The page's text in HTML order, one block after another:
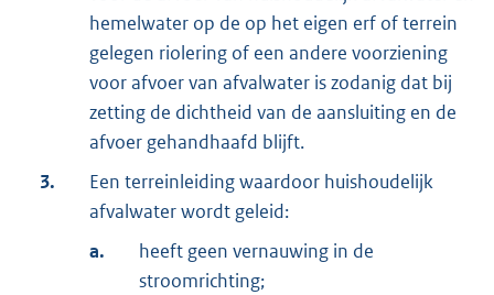
hemelwater op de op het eigen erf of terrein
gelegen riolering of een andere voorziening
voor afvoer van afvalwater is zodanig dat bij
zetting de dichtheid van de aansluiting en de
afvoer gehandhaafd blijft.
3.
Een terreinleiding waardoor huishoudelijk
afvalwater wordt geleid:
a.
heeft geen vernauwing in de
stroomrichting;